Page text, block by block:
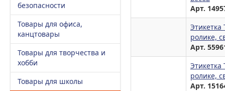
безопасности
Товары для офиса,
канцтовары
Товары для творчества и
хобби
Товары для школы
Арт.
Этикетка
ролике,
Арт.
Этикетка
ролике,
Арт.